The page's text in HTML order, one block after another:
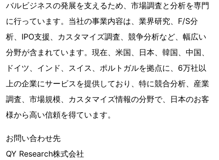
バルビジネスの発展を支えるため、市場調査と分析を専門
に行っています。当社の事業内容は、業界研究、F/S分
析、IPO支援、カスタマイズ調査、競争分析など、幅広い
分野が含まれています。現在、米国、日本、韓国、中国、
ドイツ、インド、スイス、ポルトガルを拠点に、6万社以
上の企業にサービスを提供しており、特に競合分析、産業
調査、市場規模、カスタマイズ情報の分野で、日本のお客
様から高い信頼を得ています。
お問い合わせ先
QY Research株式会社